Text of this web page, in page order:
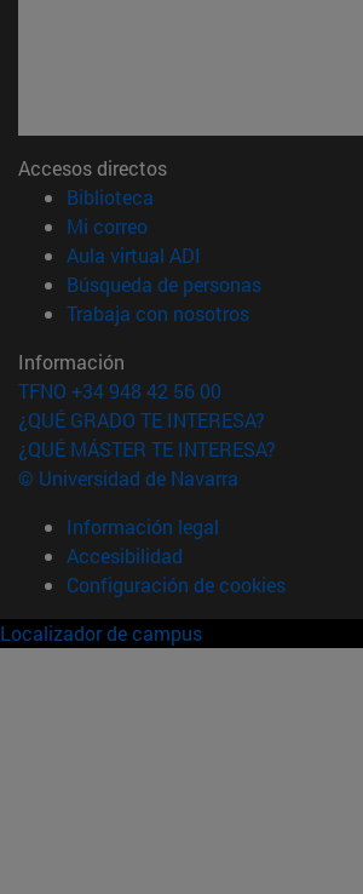
Accesos directos
Biblioteca
Mi correo(abre en nueva ventana)
Aula virtual ADI
Búsqueda de personas(abre en
Trabaja con nosotros(abre en
Información
TFNO +34 948 42 56 00
¿QUÉ GRADO TE INTERESA?
¿QUÉ MÁSTER TE INTERESA?
© Universidad de Navarra
Información legal
Accesibilidad
Configuración de cookies
Localizador de campus